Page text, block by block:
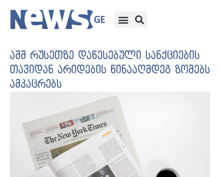
აშშ რუსეთზე დაწესებული სანქციების
თავიდან არიდების წინააღმდეგ ზომებს
ამკაცრებს